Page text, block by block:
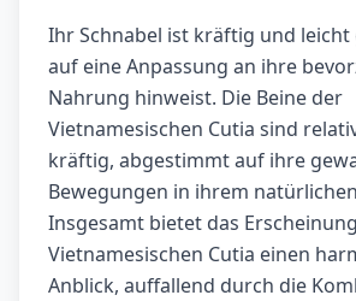
Ihr Schnabel ist kräftig und leicht
auf eine Anpassung an ihre
Nahrung hinweist. Die Beine der
Vietnamesischen Cutia sind
kräftig, abgestimmt auf ihre
Bewegungen in ihrem
Insgesamt bietet das
Vietnamesischen Cutia einen
Anblick, auffallend durch die